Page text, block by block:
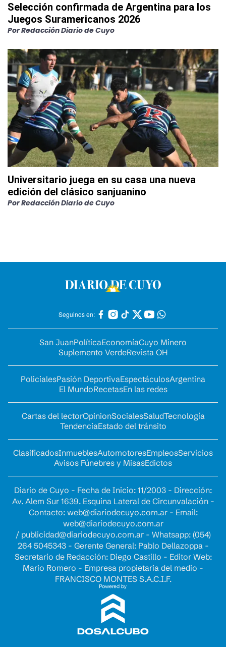
Selección confirmada de Argentina para los
Juegos Suramericanos 2026
PorRedacción Diario de Cuyo
Universitario juega en su casa una nueva
edición del clásico sanjuanino
PorRedacción Diario de Cuyo
Seguinos en:
San JuanPolíticaEconomíaCuyo Minero
Suplemento VerdeRevista OH
PolicialesPasión DeportivaEspectáculosArgentina
El MundoRecetasEn las redes
Cartas del lectorOpinionSocialesSaludTecnología
TendenciaEstado del tránsito
ClasificadosInmueblesAutomotoresEmpleosServicios
Avisos Fúnebres y MisasEdictos
Diario de Cuyo - Fecha de Inicio: 11/2003 - Dirección:
Av. Alem Sur 1639. Esquina Lateral de Circunvalación -
Contacto: web@diariodecuyo.com.ar- Email:
web@diariodecuyo.com.ar
/ publicidad@diariodecuyo.com.ar- Whatsapp: (054)
264 5045343 - Gerente General: Pablo Dellazoppa -
Secretario de Redacción: Diego Castillo - Editor Web:
Mario Romero - Empresa propietaria del medio -
FRANCISCO MONTES S.A.C.I.F.